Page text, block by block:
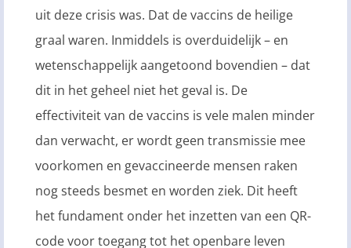
uit deze crisis was. Dat de vaccins de heilige
graal waren. Inmiddels is overduidelijk – en
wetenschappelijk aangetoond bovendien – dat
dit in het geheel niet het geval is. De
effectiviteit van de vaccins is vele malen minder
dan verwacht, er wordt geen transmissie mee
voorkomen en gevaccineerde mensen raken
nog steeds besmet en worden ziek. Dit heeft
het fundament onder het inzetten van een QR-
code voor toegang tot het openbare leven